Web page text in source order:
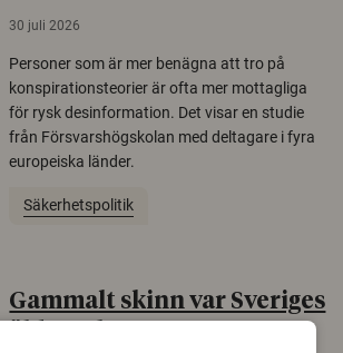
30 juli 2026
Personer som är mer benägna att tro på
konspirationsteorier är ofta mer mottagliga
för rysk desinformation. Det visar en studie
från Försvarshögskolan med deltagare i fyra
europeiska länder.
Säkerhetspolitik
Gammalt skinn var Sveriges